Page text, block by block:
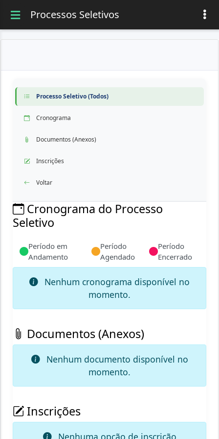
Processos Seletivos
Processo Seletivo (Todos)
Cronograma
Documentos (Anexos)
Inscrições
Voltar
Cronograma do Processo
Seletivo
Período em
Andamento
Período
Agendado
Período
Encerrado
Nenhum cronograma disponível no
momento.
Documentos (Anexos)
Nenhum documento disponível no
momento.
Inscrições
Nenhuma opção de inscrição